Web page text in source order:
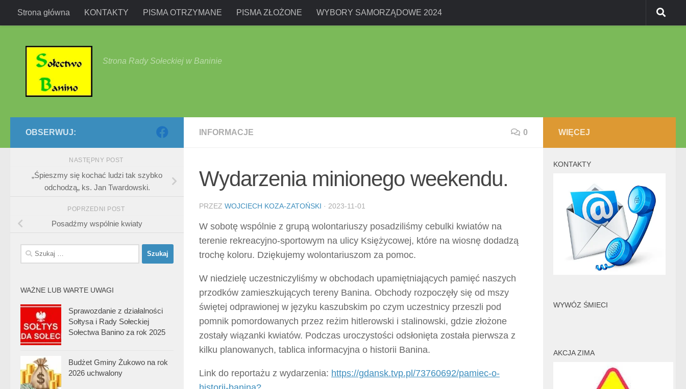
Przejdź do treści
Strona główna KONTAKTY PISMA OTRZYMANE PISMA ZŁOŻONE WYBORY SAMORZĄDOWE 2024
Strona Rady Sołeckiej w Baninie
INFORMACJE 0
Wydarzenia minionego weekendu.
PRZEZ WOJCIECH KOZA-ZATOŃSKI · 2023-11-01
W sobotę wspólnie z grupą wolontariuszy posadziliśmy cebulki kwiatów na
terenie rekreacyjno-sportowym na ulicy Księżycowej, które na wiosnę dodadzą
trochę koloru. Dziękujemy wolontariuszom za pomoc.
W niedzielę uczestniczyliśmy w obchodach upamiętniających pamięć naszych
przodków zamieszkujących tereny Banina. Obchody rozpoczęły się od mszy
świętej odprawionej w języku kaszubskim po czym uczestnicy przeszli pod
pomnik pomordowanych przez reżim hitlerowski i stalinowski, gdzie złożone
zostały wiązanki kwiatów. Podczas uroczystości odsłonięta została pierwsza z
kilku planowanych, tablica informacyjna o historii Banina.
Link do reportażu z wydarzenia: https://gdansk.tvp.pl/73760692/pamiec-o-
OBSERWUJ:
NASTĘPNY POST
„Śpieszmy się kochać ludzi tak szybko
odchodzą„ ks. Jan Twardowski.
POPRZEDNI POST
Posadźmy wspólnie kwiaty
Szukaj:
WAŻNE LUB WARTE UWAGI
Sprawozdanie z działalności
Sołtysa i Rady Sołeckiej
Sołectwa Banino za rok 2025
Budżet Gminy Żukowo na rok
2026 uchwalony
WIĘCEJ
KONTAKTY
WYWÓZ ŚMIECI
AKCJA ZIMA